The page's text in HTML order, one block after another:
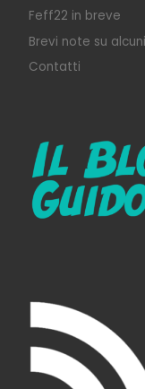
Feff22 in breve
Brevi note su
Contatti